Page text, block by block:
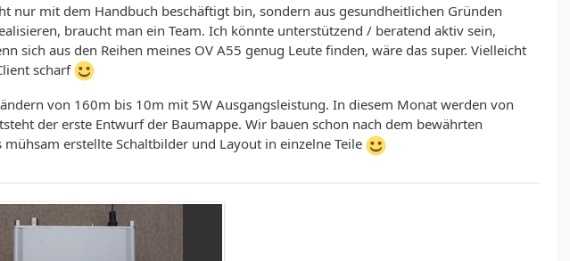
nur mit dem Handbuch beschäftigt bin, sondern aus gesundheitlichen Gründen
braucht man ein Team. Ich könnte unterstützend / beratend aktiv sein,
sich aus den Reihen meines OV A55 genug Leute finden, wäre das super. Vielleicht
scharf
von 160m bis 10m mit 5W Ausgangsleistung. In diesem Monat werden von
der erste Entwurf der Baumappe. Wir bauen schon nach dem bewährten
erstellte Schaltbilder und Layout in einzelne Teile